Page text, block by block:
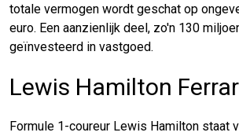
totale vermogen wordt geschat op
euro. Een aanzienlijk deel, zo'n 130
geïnvesteerd in vastgoed.
Lewis Hamilton
Formule 1-coureur Lewis Hamilton staat